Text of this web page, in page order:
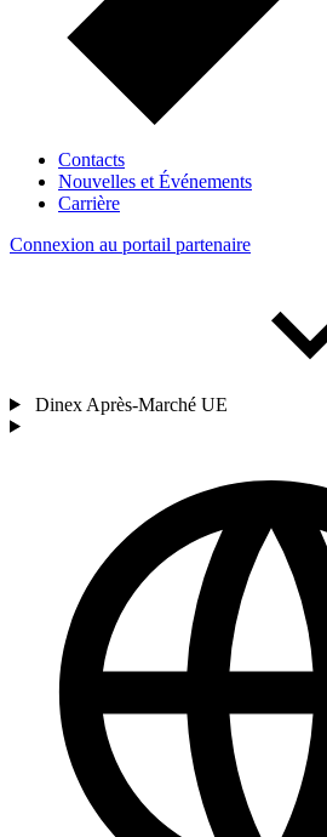
Contacts
Nouvelles et Événements
Carrière
Connexion au portail partenaire
Dinex Après-Marché UE